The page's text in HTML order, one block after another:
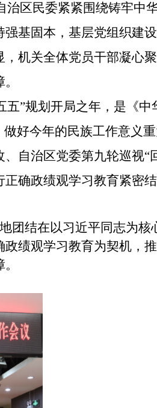
治区民委紧紧围绕铸牢中
强基固本，基层党组织建
，机关全体党员干部凝心
五”规划开局之年，是《中
做好今年的民族工作意义
自治区党委第九轮巡视“
正确政绩观学习教育紧密
团结在以习近平同志为
绩观学习教育为契机，
。